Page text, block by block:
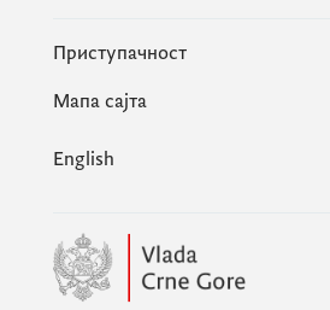
Приступачност
Мапа сајта
English